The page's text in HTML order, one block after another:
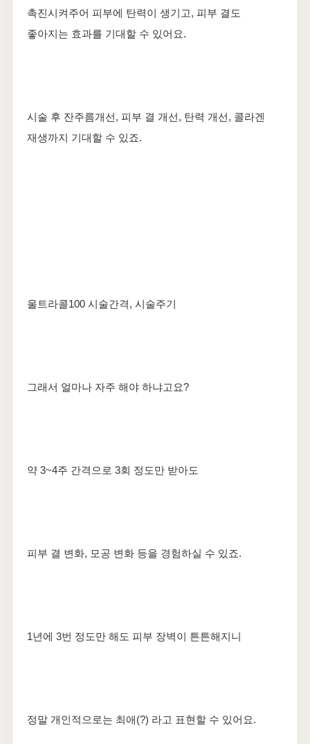
촉진시켜주어 피부에 탄력이 생기고, 피부 결도
좋아지는 효과를 기대할 수 있어요.
​시술 후 잔주름개선, 피부 결 개선, 탄력 개선, 콜라겐
재생까지 기대할 수 있죠.
울트라콜100 시술간격, 시술주기
그래서 얼마나 자주 해야 하냐고요?
​약 3~4주 간격으로 3회 정도만 받아도
피부 결 변화, 모공 변화 등을 경험하실 수 있죠.
​1년에 3번 정도만 해도 피부 장벽이 튼튼해지니
정말 개인적으로는 최애(?) 라고 표현할 수 있어요.